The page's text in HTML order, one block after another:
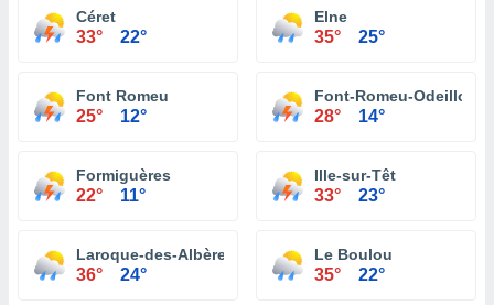
Céret
33° 22°
Elne
35° 25°
Font Romeu
25° 12°
Font-Romeu-Odeillo-
28° 14°
Formiguères
22° 11°
Ille-sur-Têt
33° 23°
Laroque-des-Albères
36° 24°
Le Boulou
35° 22°